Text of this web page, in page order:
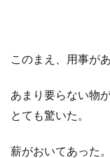
このまえ、用事が
あまり要らない物
とても驚いた。
薪がおいてあった。